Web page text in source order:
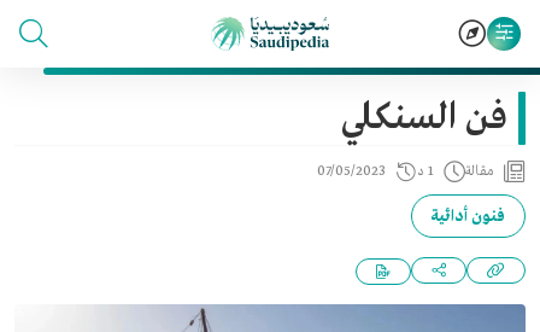
فن السنكلي
مقالة 1 د 07/05/2023
فنون أدائية